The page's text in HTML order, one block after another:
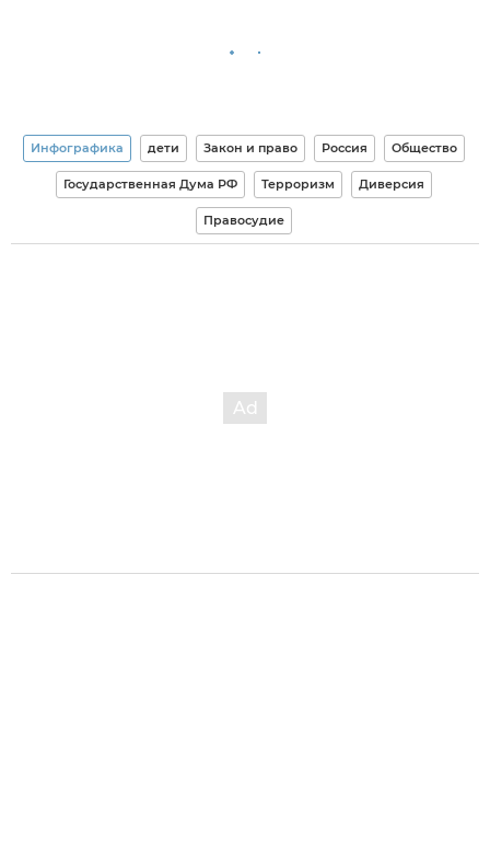
Инфографика дети Закон и право Россия Общество
Государственная Дума РФ Терроризм Диверсия
Правосудие